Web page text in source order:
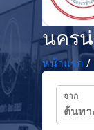
นคร
หน้าแรก /
จาก